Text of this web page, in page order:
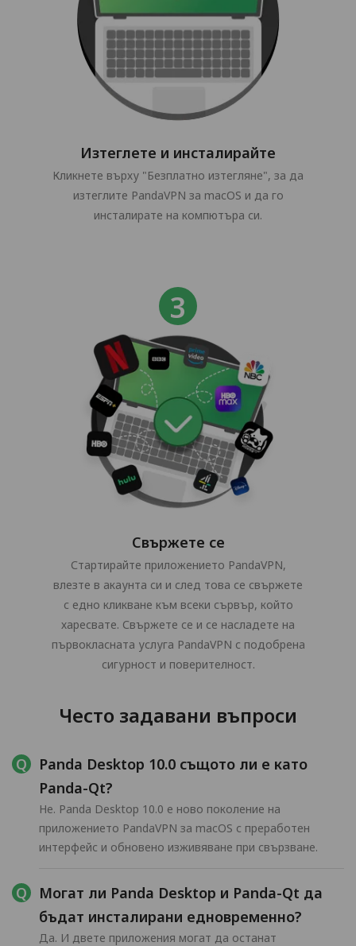
Изтеглете и инсталирайте
Кликнете върху "Безплатно изтегляне", за да
изтеглите PandaVPN за macOS и да го
инсталирате на компютъра си.
Свържете се
Стартирайте приложението PandaVPN,
влезте в акаунта си и след това се свържете
с едно кликване към всеки сървър, който
харесвате. Свържете се и се насладете на
първокласната услуга PandaVPN с подобрена
сигурност и поверителност.
Често задавани въпроси
Panda Desktop 10.0 същото ли е като
Panda-Qt?
Не. Panda Desktop 10.0 е ново поколение на
приложението PandaVPN за macOS с преработен
интерфейс и обновено изживяване при свързване.
Могат ли Panda Desktop и Panda-Qt да
бъдат инсталирани едновременно?
Да. И двете приложения могат да останат